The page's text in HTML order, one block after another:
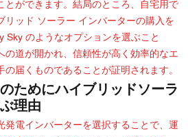
とができます。結局のところ、自宅用で
リッド ソーラー インバーターの購入を
Sky のようなオプションを選ぶこと
の道が開かれ、信頼性が高く効率的なエ
の届くものであることが証明されます。
ためにハイブリッドソーラ
理由
発電インバーターを選択することで、運